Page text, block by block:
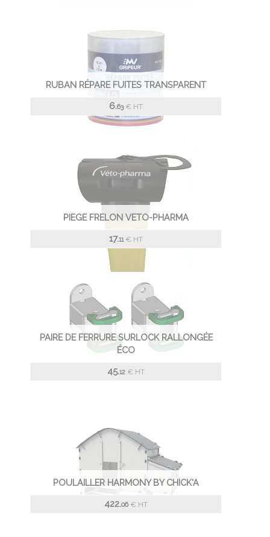
RUBAN RÉPARE FUITES TRANSPARENT
6.63 € HT
PIEGE FRELON VETO-PHARMA
17.11 € HT
PAIRE DE FERRURE SURLOCK RALLONGÉE
ÉCO
45.12 € HT
POULAILLER HARMONY BY CHICK'A
422.06 € HT